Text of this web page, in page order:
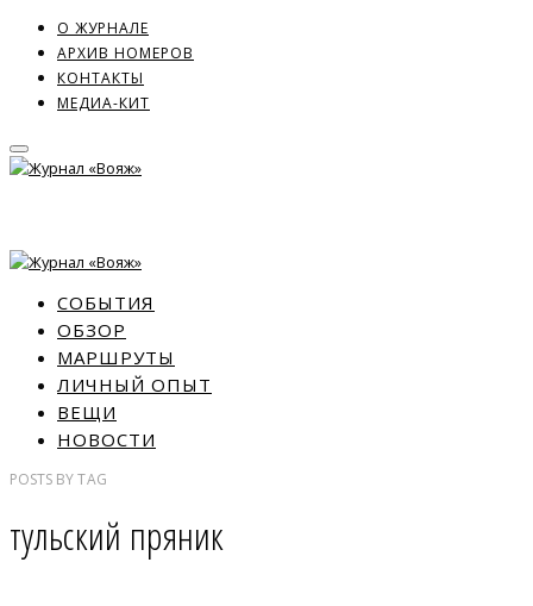
О ЖУРНАЛЕ
АРХИВ НОМЕРОВ
КОНТАКТЫ
МЕДИА-КИТ
СОБЫТИЯ
ОБЗОР
МАРШРУТЫ
ЛИЧНЫЙ ОПЫТ
ВЕЩИ
НОВОСТИ
POSTS BYTAG
тульский пряник